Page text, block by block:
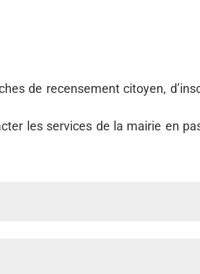
de recensement citoyen,
les services de la mairie en